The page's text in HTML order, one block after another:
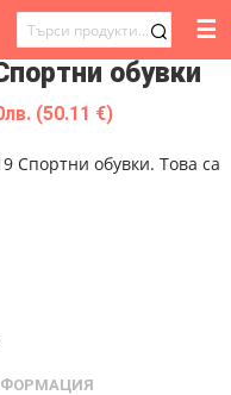
ТЪРСЕНЕ
ЗА:
☰
обувки
лв. (50.11 €)
Спортни обувки. Това са